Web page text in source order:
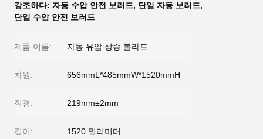
강조하다: 자동 수압 안전 보러드, 단일 자동 보러드,
단일 수압 안전 보러드
제품 이름: 자동 유압 상승 볼라드
차원: 656mmL*485mmW*1520mmH
직경: 219mm±2mm
깊이: 1520 밀리미터